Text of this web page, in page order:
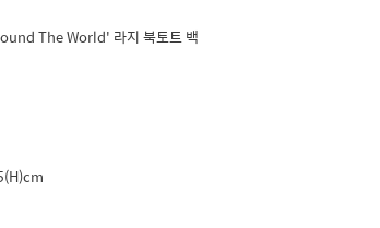
The World' 라지 북토트 백